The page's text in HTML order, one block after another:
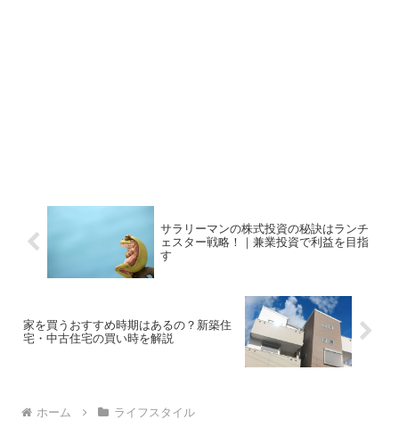
サラリーマンの株式投資の秘訣はランチ
ェスター戦略！｜兼業投資で利益を目指
す
家を買うおすすめ時期はあるの？新築住
宅・中古住宅の買い時を解説
ホーム ライフスタイル